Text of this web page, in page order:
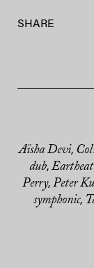
SHARE
Aïsha Devi,
dub,
Perry, Peter
symphonic,